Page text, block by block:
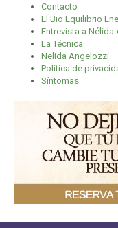
Contacto
El Bio Equilibrio
Entrevista a Nélida
La Técnica
Nelida Angelozzi
Política de
Síntomas